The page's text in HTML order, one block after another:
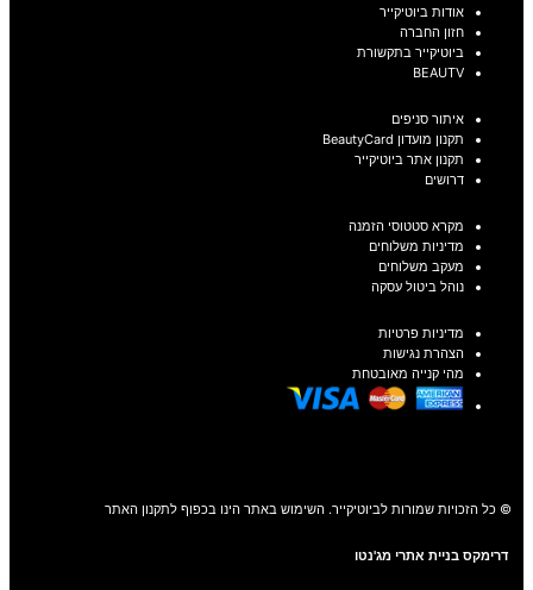
אודות ביוטיקייר
חזון החברה
ביוטיקייר בתקשורת
BEAUTV
איתור סניפים
תקנון מועדון BeautyCard
תקנון אתר ביוטיקייר
דרושים
מקרא סטטוסי הזמנה
מדיניות משלוחים
מעקב משלוחים
נוהל ביטול עסקה
מדיניות פרטיות
הצהרת נגישות
מהי קנייה מאובטחת
© כל הזכויות שמורות לביוטיקייר. השימוש באתר הינו בכפוף לתקנון האתר
דרימקס בניית אתרי מג'נטו